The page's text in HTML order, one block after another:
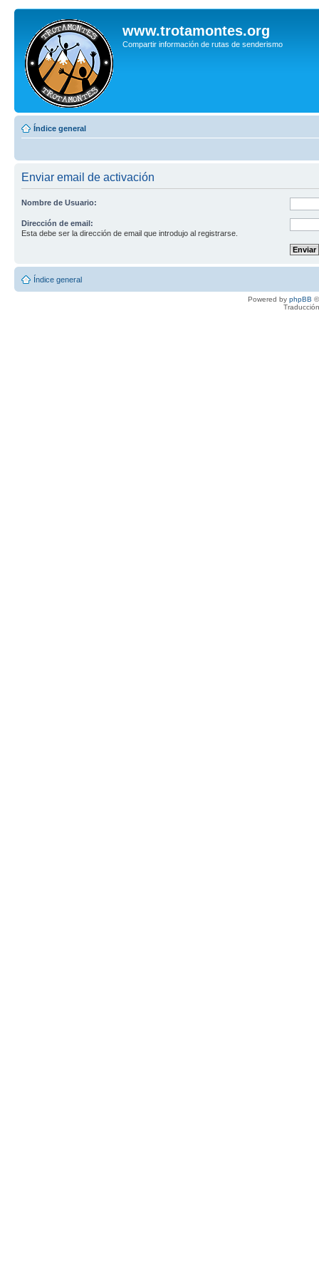
www.trotamontes.org
Compartir información de rutas de senderismo
Índice general
Enviar email de activación
Nombre de Usuario:
Dirección de email:
Esta debe ser la dirección de email que introdujo al registrarse.
Índice general
Powered by phpBB